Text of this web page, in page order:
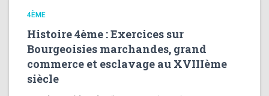
4ÈME
Histoire 4ème : Exercices sur
Bourgeoisies marchandes, grand
commerce et esclavage au XVIIIème
siècle